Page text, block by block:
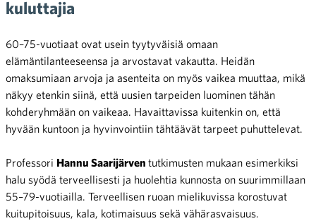
kuluttajia
60–75-vuotiaat ovat usein tyytyväisiä omaan
elämäntilanteeseensa ja arvostavat vakautta. Heidän
omaksumiaan arvoja ja asenteita on myös vaikea muuttaa, mikä
näkyy etenkin siinä, että uusien tarpeiden luominen tähän
kohderyhmään on vaikeaa. Havaittavissa kuitenkin on, että
hyvään kuntoon ja hyvinvointiin tähtäävät tarpeet puhuttelevat.
Professori Hannu Saarijärven tutkimusten mukaan esimerkiksi
halu syödä terveellisesti ja huolehtia kunnosta on suurimmillaan
55–79-vuotiailla. Terveellisen ruoan mielikuvissa korostuvat
kuitupitoisuus, kala, kotimaisuus sekä vähärasvaisuus.